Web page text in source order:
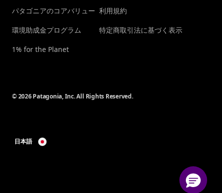
パタゴニアのコアバリュー
環境助成金プログラム
1% for the Planet
利用規約
特定商取引法に基づく表示
© 2026 Patagonia, Inc. All Rights Reserved.
日本語